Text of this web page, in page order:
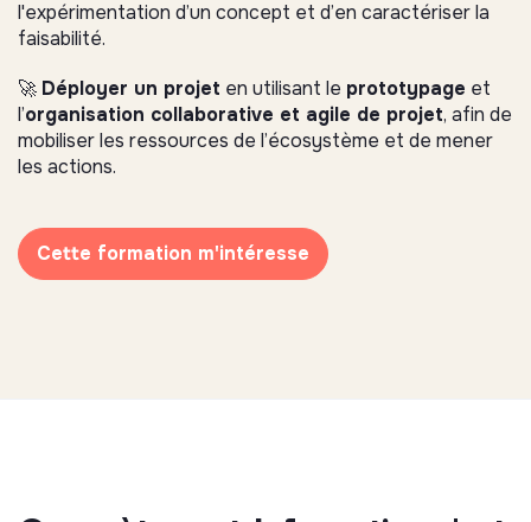
l'expérimentation d’un concept et d’en caractériser la
faisabilité.
🚀 Déployer un projet en utilisant le prototypage et
l’organisation collaborative et agile de projet, afin de
mobiliser les ressources de l’écosystème et de mener
les actions.
Cette formation m'intéresse